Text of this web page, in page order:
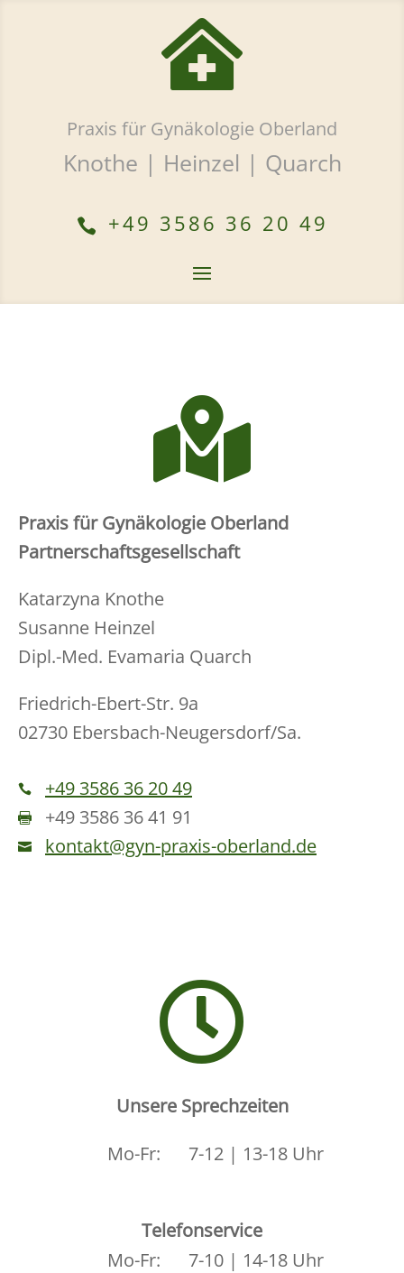

Praxis für Gynäkologie Oberland
Knothe | Heinzel | Quarch
 +49 3586 36 20 49

Praxis für Gynäkologie Oberland
Partnerschaftsgesellschaft
Katarzyna Knothe
Susanne Heinzel
Dipl.-Med. Evamaria Quarch
Friedrich-Ebert-Str. 9a
02730 Ebersbach-Neugersdorf/Sa.
 +49 3586 36 20 49
 +49 3586 36 41 91
 kontakt@gyn-praxis-oberland.de

Unsere Sprechzeiten
Mo-Fr:
7-12 | 13-18 Uhr
Telefonservice
Mo-Fr:
7-10 | 14-18 Uhr